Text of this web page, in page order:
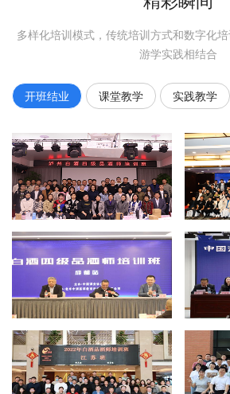
多样化培训模式，传统培训方式和数字化
游学实践相结合
开班结业 课堂教学 实践教学